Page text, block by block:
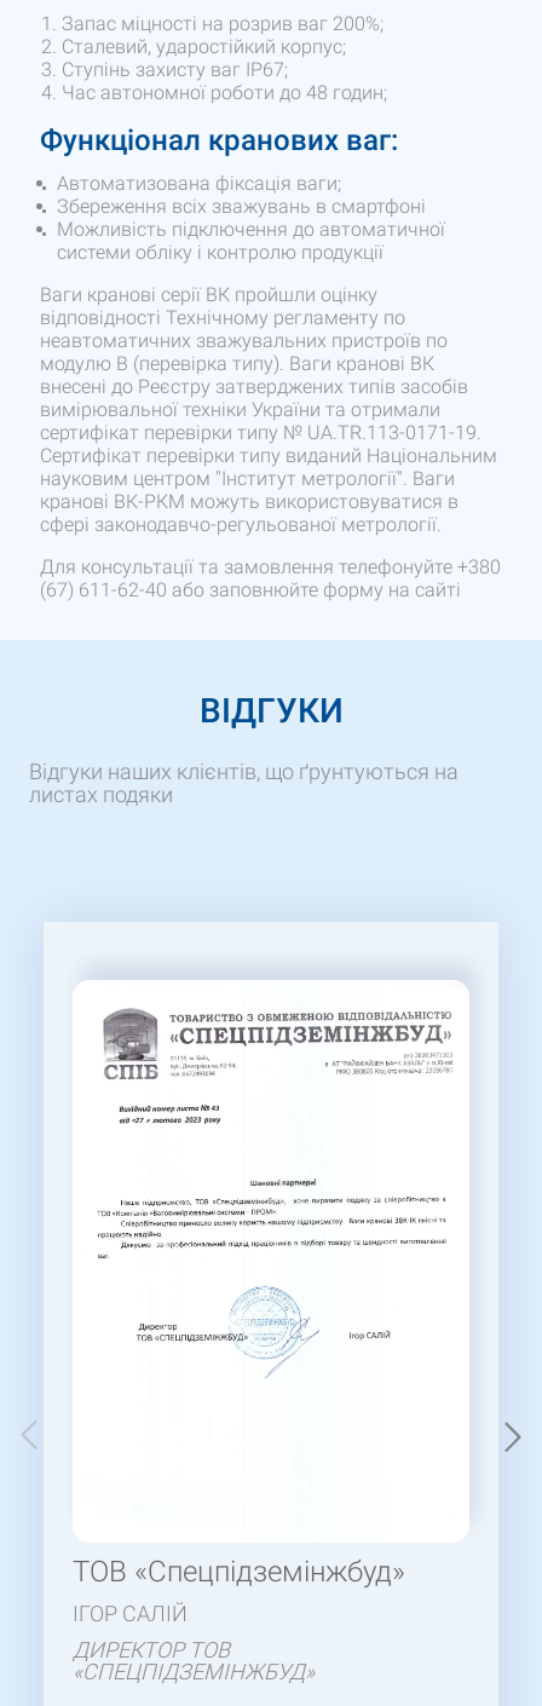
Запас міцності на розрив ваг 200%;
Сталевий, ударостійкий корпус;
Ступінь захисту ваг IP67;
Час автономної роботи до 48 годин;
Функціонал кранових ваг:
Автоматизована фіксація ваги;
Збереження всіх зважувань в смартфоні
Можливість підключення до автоматичної
системи обліку і контролю продукції
Ваги кранові серії ВК пройшли оцінку
відповідності Технічному регламенту по
неавтоматичних зважувальних пристроїв по
модулю В (перевірка типу). Ваги кранові ВК
внесені до Реєстру затверджених типів засобів
вимірювальної техніки України та отримали
сертифікат перевірки типу № UA.TR.113-0171-19.
Сертифікат перевірки типу виданий Національним
науковим центром "Інститут метрології". Ваги
кранові ВК-РКМ можуть використовуватися в
сфері законодавчо-регульованої метрології.
Для консультації та замовлення телефонуйте +380
(67) 611-62-40 або заповнюйте форму на сайті
ВІДГУКИ
Відгуки наших клієнтів, що ґрунтуються на
листах подяки
ТОВ «Спецпідземінжбуд»
ІГОР САЛІЙ
ДИРЕКТОР ТОВ
«СПЕЦПІДЗЕМІНЖБУД»